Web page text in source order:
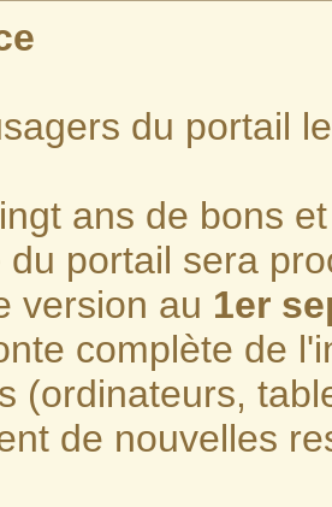
du portail
ans de bons
du portail sera
version au 1er
complète de
(ordinateurs,
de nouvelles